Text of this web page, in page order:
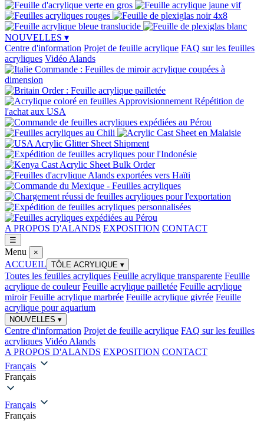
NOUVELLES ▾
Centre d'information Projet de feuille acrylique FAQ sur les feuilles
acryliques Vidéo Alands
A PROPOS D'ALANDS EXPOSITION CONTACT
☰
Menu ×
ACCUEIL TÔLE ACRYLIQUE ▾
Toutes les feuilles acryliques Feuille acrylique transparente Feuille
acrylique de couleur Feuille acrylique pailletée Feuille acrylique
miroir Feuille acrylique marbrée Feuille acrylique givrée Feuille
acrylique pour aquarium
NOUVELLES ▾
Centre d'information Projet de feuille acrylique FAQ sur les feuilles
acryliques Vidéo Alands
A PROPOS D'ALANDS EXPOSITION CONTACT
Français
Français
Français
Français